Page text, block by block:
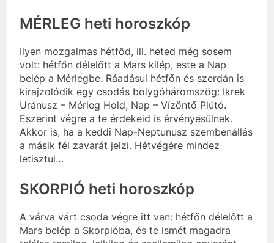
MÉRLEG heti horoszkóp
Ilyen mozgalmas hétfőd, ill. heted még sosem
volt: hétfőn délelőtt a Mars kilép, este a Nap
belép a Mérlegbe. Ráadásul hétfőn és szerdán is
kirajzolódik egy csodás bolygóháromszög: Ikrek
Uránusz – Mérleg Hold, Nap – Vízöntő Plútó.
Eszerint végre a te érdekeid is érvényesülnek.
Akkor is, ha a keddi Nap-Neptunusz szembenállás
a másik fél zavarát jelzi. Hétvégére mindez
letisztul…
SKORPIÓ heti horoszkóp
A várva várt csoda végre itt van: hétfőn délelőtt a
Mars belép a Skorpióba, és te ismét magadra